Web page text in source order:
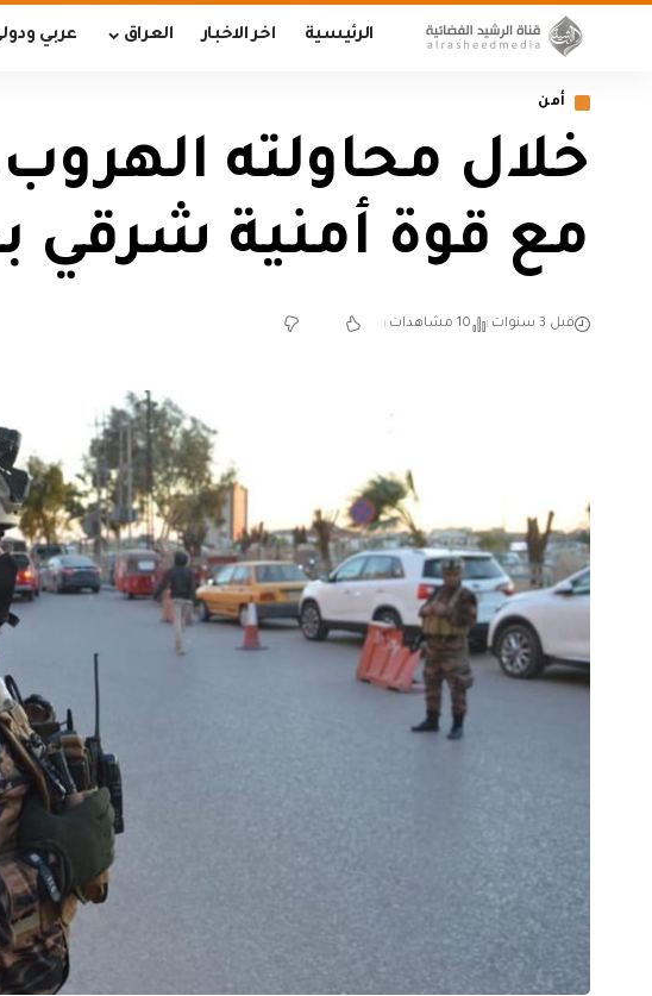
الرئيسية اخر الاخبار العراق عربي
أمن
خلال محاولته
مع قوة أمنية شرقي
قبل 3 سنوات 10 مشاهدات